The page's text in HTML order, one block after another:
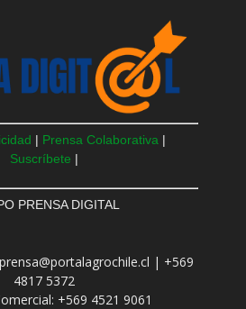
| Prensa Colaborativa |
Suscríbete |
PRENSA DIGITAL
| +569
4817 5372
+569 4521 9061